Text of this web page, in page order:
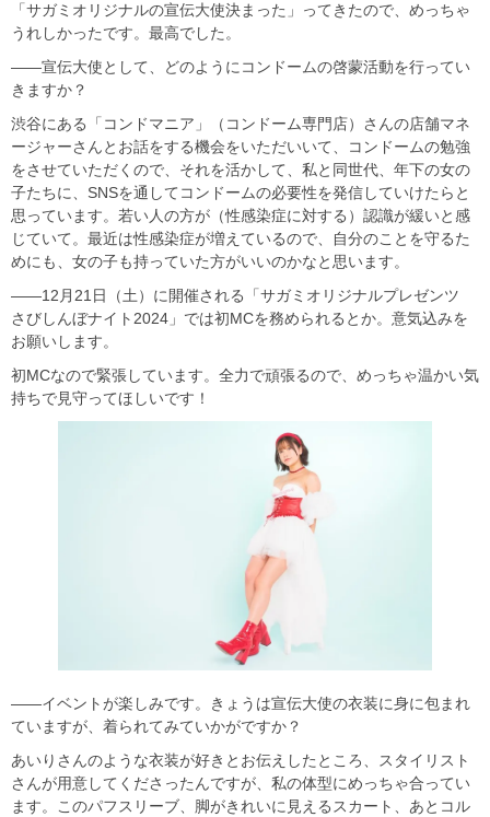
「サガミオリジナルの宣伝大使決まった」ってきたので、めっちゃ
うれしかったです。最高でした。
――宣伝大使として、どのようにコンドームの啓蒙活動を行ってい
きますか？
渋谷にある「コンドマニア」（コンドーム専門店）さんの店舗マネ
ージャーさんとお話をする機会をいただいいて、コンドームの勉強
をさせていただくので、それを活かして、私と同世代、年下の女の
子たちに、SNSを通してコンドームの必要性を発信していけたらと
思っています。若い人の方が（性感染症に対する）認識が緩いと感
じていて。最近は性感染症が増えているので、自分のことを守るた
めにも、女の子も持っていた方がいいのかなと思います。
――12月21日（土）に開催される「サガミオリジナルプレゼンツ
さびしんぼナイト2024」では初MCを務められるとか。意気込みを
お願いします。
初MCなので緊張しています。全力で頑張るので、めっちゃ温かい気
持ちで見守ってほしいです！
――イベントが楽しみです。きょうは宣伝大使の衣装に身に包まれ
ていますが、着られてみていかがですか？
あいりさんのような衣装が好きとお伝えしたところ、スタイリスト
さんが用意してくださったんですが、私の体型にめっちゃ合ってい
ます。このパフスリーブ、脚がきれいに見えるスカート、あとコル